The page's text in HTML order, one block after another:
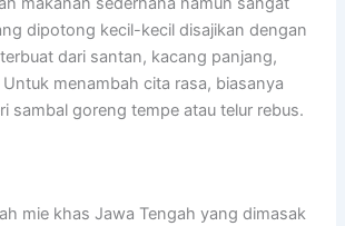
dipotong kecil-kecil disajikan dengan
dari santan, kacang panjang,
menambah cita rasa, biasanya
sambal goreng tempe atau telur rebus.
mie khas Jawa Tengah yang dimasak